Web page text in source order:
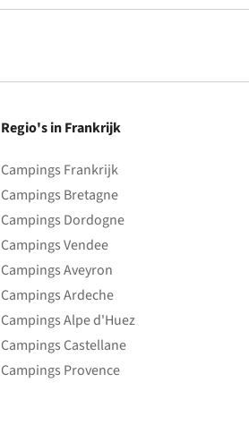
Regio's in Frankrijk
Campings Frankrijk
Campings Bretagne
Campings Dordogne
Campings Vendee
Campings Aveyron
Campings Ardeche
Campings Alpe d'Huez
Campings Castellane
Campings Provence